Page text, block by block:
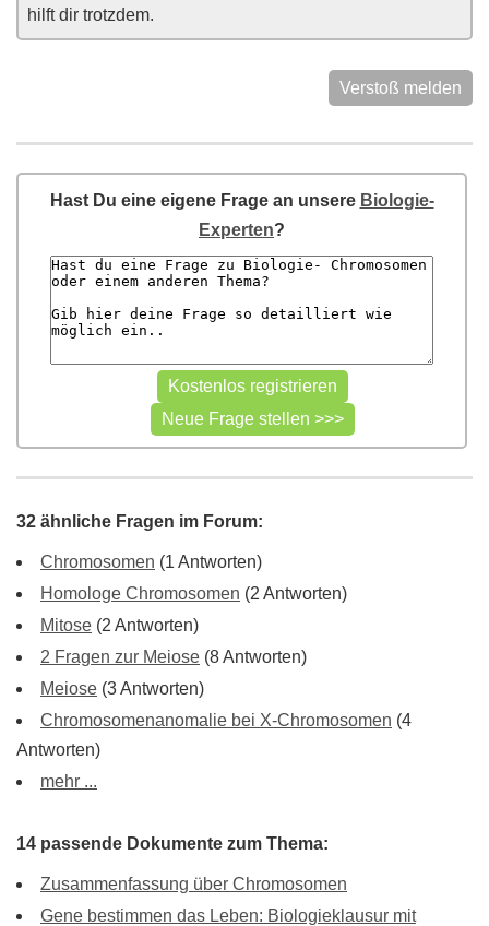
hilft dir trotzdem.
Verstoß melden
Hast Du eine eigene Frage an unsere Biologie-
Experten?
32 ähnliche Fragen im Forum:
Chromosomen (1 Antworten)
Homologe Chromosomen (2 Antworten)
Mitose (2 Antworten)
2 Fragen zur Meiose (8 Antworten)
Meiose (3 Antworten)
Chromosomenanomalie bei X-Chromosomen (4
Antworten)
mehr ...
14 passende Dokumente zum Thema:
Zusammenfassung über Chromosomen
Gene bestimmen das Leben: Biologieklausur mit